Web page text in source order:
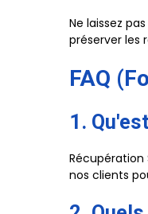
Ne laissez
préserver les
FAQ
1.
Récupération
nos clients